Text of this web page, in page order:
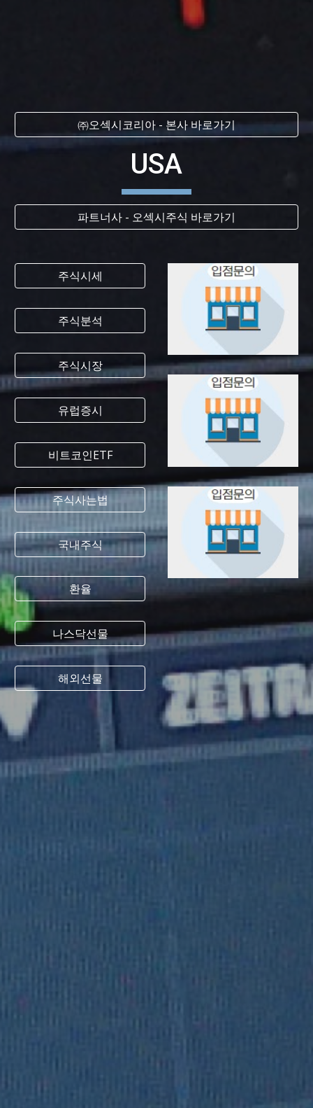
㈜오섹시코리아 - 본사 바로가기
USA
파트너사 - 오섹시주식 바로가기
주식시세
주식분석
주식시장
유럽증시
비트코인ETF
주식사는법
국내주식
환율
나스닥선물
해외선물